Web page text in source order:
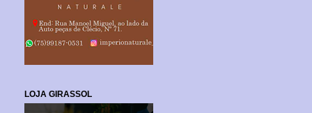
LOJA GIRASSOL